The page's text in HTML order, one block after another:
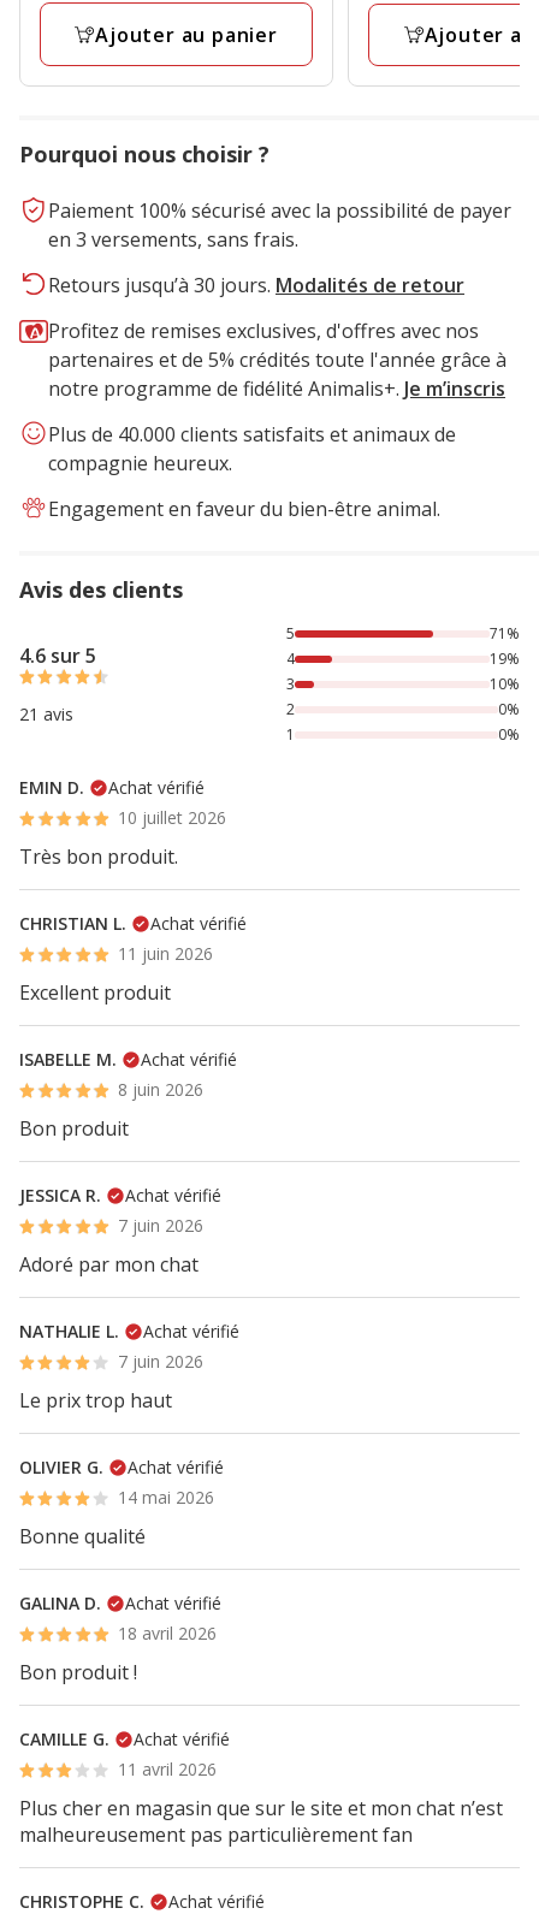
Ajouter au panier
36.85€
Ajouter
Pourquoi nous choisir ?
Paiement 100% sécurisé avec la possibilité de payer
en 3 versements, sans frais.
Retours jusqu’à 30 jours. Modalités de retour
Profitez de remises exclusives, d'offres avec nos
partenaires et de 5% crédités toute l'année grâce à
notre programme de fidélité Animalis+. Je m’inscris
Plus de 40.000 clients satisfaits et animaux de
compagnie heureux.
Engagement en faveur du bien-être animal.
Avis des clients
4.6 sur 5
21 avis
71% des personnes lont noté avec {1} étoiles, 19% des
5
71%
4
19%
3
10%
2
0%
1
0%
EMIN D.
Achat vérifié
10 juillet 2026
Très bon produit.
CHRISTIAN L.
Achat vérifié
11 juin 2026
Excellent produit
ISABELLE M.
Achat vérifié
8 juin 2026
Bon produit
JESSICA R.
Achat vérifié
7 juin 2026
Adoré par mon chat
NATHALIE L.
Achat vérifié
7 juin 2026
Le prix trop haut
OLIVIER G.
Achat vérifié
14 mai 2026
Bonne qualité
GALINA D.
Achat vérifié
18 avril 2026
Bon produit !
CAMILLE G.
Achat vérifié
11 avril 2026
Plus cher en magasin que sur le site et mon chat n’est
malheureusement pas particulièrement fan
CHRISTOPHE C.
Achat vérifié